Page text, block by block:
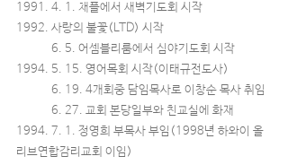
1991. 4. 1. 채플에서 새벽기도회 시작
1992. 사랑의 불꽃(LTD) 시작
6. 5. 어셈블리룸에서 심야기도회 시작
1994. 5. 15. 영어목회 시작(이태규전도사)
6. 19. 4개회중 담임목사로 이창순 목사 취임
6. 27. 교회 본당일부와 친교실에 화재
1994. 7. 1. 정영희 부목사 부임(1998년 하와이 올
리브연합감리교회 이임)